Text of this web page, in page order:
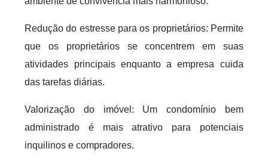
Redução do estresse para os proprietários: Permite
que os proprietários se concentrem em suas
atividades principais enquanto a empresa cuida
das tarefas diárias.
Valorização do imóvel: Um condomínio bem
administrado é mais atrativo para potenciais
inquilinos e compradores.